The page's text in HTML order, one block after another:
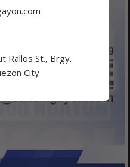
Rallos St., Brgy.
City